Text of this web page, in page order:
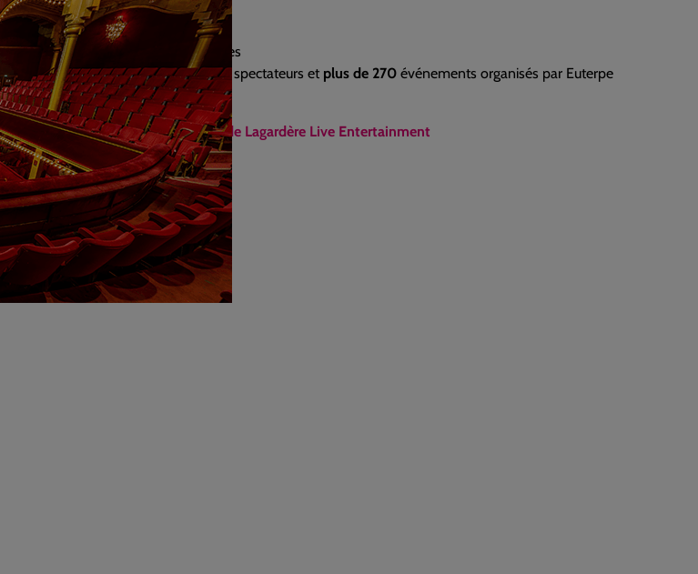
3salles de spectacles
Plus de 1 millionde spectateurs et plus de 270 événements organisés par Euterpe
Promotion
Visiter le site Internet de Lagardère Live Entertainment